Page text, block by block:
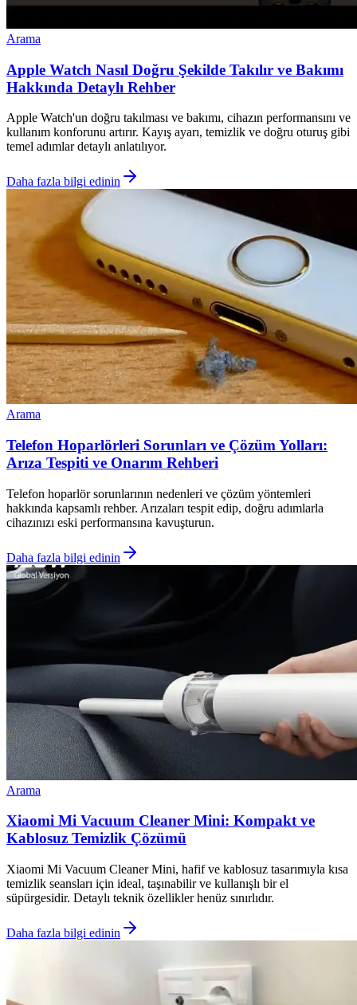
Arama
Apple Watch Nasıl Doğru Şekilde Takılır ve Bakımı
Hakkında Detaylı Rehber
Apple Watch'un doğru takılması ve bakımı, cihazın performansını ve
kullanım konforunu artırır. Kayış ayarı, temizlik ve doğru oturuş gibi
temel adımlar detaylı anlatılıyor.
Daha fazla bilgi edinin
Arama
Telefon Hoparlörleri Sorunları ve Çözüm Yolları:
Arıza Tespiti ve Onarım Rehberi
Telefon hoparlör sorunlarının nedenleri ve çözüm yöntemleri
hakkında kapsamlı rehber. Arızaları tespit edip, doğru adımlarla
cihazınızı eski performansına kavuşturun.
Daha fazla bilgi edinin
Arama
Xiaomi Mi Vacuum Cleaner Mini: Kompakt ve
Kablosuz Temizlik Çözümü
Xiaomi Mi Vacuum Cleaner Mini, hafif ve kablosuz tasarımıyla kısa
temizlik seansları için ideal, taşınabilir ve kullanışlı bir el
süpürgesidir. Detaylı teknik özellikler henüz sınırlıdır.
Daha fazla bilgi edinin